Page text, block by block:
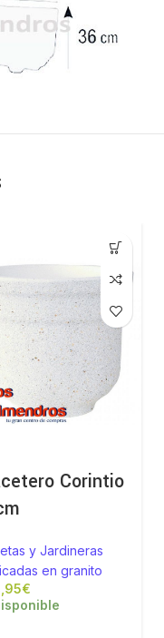
Corintio
y Jardineras
en granito
€